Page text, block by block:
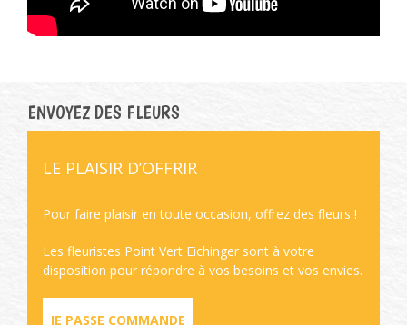
ENVOYEZ DES FLEURS
LE PLAISIR D’OFFRIR
Pour faire plaisir en toute occasion, offrez des fleurs !
Les fleuristes Point Vert Eichinger sont à votre
disposition pour répondre à vos besoins et vos envies.
JE PASSE COMMANDE